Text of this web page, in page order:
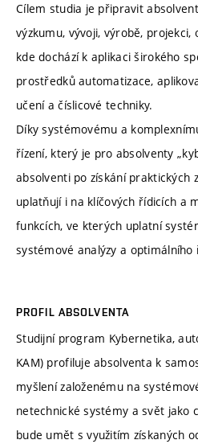
Cílem studia je připravit
výzkumu, vývoji, výrobě, projekci,
kde dochází k aplikaci širokého
prostředků automatizace,
učení a číslicové techniky.
Díky systémovému a
řízení, který je pro absolventy
absolventi po získání praktických
uplatňují i na klíčových řídicích a
funkcích, ve kterých uplatní
systémové analýzy a optimálního
PROFIL ABSOLVENTA
Studijní program Kybernetika,
KAM) profiluje absolventa k
myšlení založenému na
netechnické systémy a svět jako
bude umět s využitím získaných